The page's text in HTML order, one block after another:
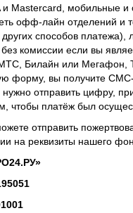
и Mastercard, мобильные и
офф-лайн отделений и
способов платежа),
комиссии если вы
Билайн или Мегафон,
форму, вы получите
нужно отправить цифру,
чтобы платёж был
отправить
на реквизиты нашего